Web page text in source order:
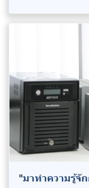
"มาทำความรู้จั